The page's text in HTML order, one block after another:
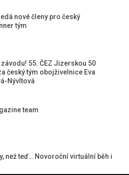
nové členy pro český
tým
závodu! 55. ČEZ Jizerskou 50
český tým obojživelnice Eva
Nývltová
team
než teď… Novoroční virtuální běh i